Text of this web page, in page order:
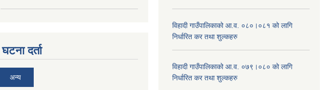
घटना दर्ता
अन्य
विहादी गाउँपालिकाको आ.व. ०८०।०८१ को लागि
निर्धारित कर तथा शुल्कहरु
विहादी गाउँपालिकाको आ.व. ०७९।०८० को लागि
निर्धारित कर तथा शुल्कहरु